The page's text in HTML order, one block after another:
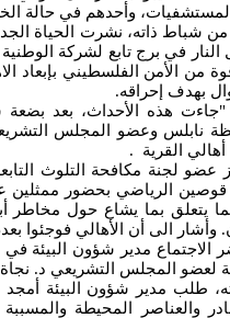
وأحدهم في حالة
شباط ذاته، نشرت الحياة
في برج تابع لشركة الوطنية
من الأمن الفلسطيني بإبعاد
بهدف إحراقه.
"جاءت هذه الأحداث، بعد
نابلس وعضو المجلس
القرية
.
عضو لجنة مكافحة التلوث
قوصين الرياضي بحضور
يتعلق بما يشاع حول مخاطر
وأشار الى أن الأهالي فوجئوا
الاجتماع مدير شؤون البيئة
المجلس التشريعي د. نجاة
طلب مدير شؤون البيئة أمجد
والعناصر المحيطة